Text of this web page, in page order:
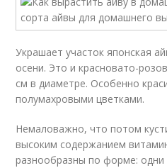
Украшает участок японская
осени. Это и красновато-
см в диаметре. Особенно
полумахровыми цветками.
Немаловажно, что потом
высоким содержанием
разнообразны по форме: одни